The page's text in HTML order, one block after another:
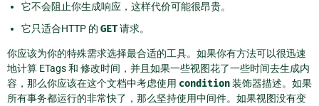
它不会阻止你生成响应，这样代价可能很昂贵。
它只适合HTTP 的 GET请求。
你应该为你的特殊需求选择最合适的工具。如果你有方法可以很迅速
地计算 ETags 和 修改时间，并且如果一些视图花了一些时间去生成内
容，那么你应该在这个文档中考虑使用 condition装饰器描述。如果
所有事务都运行的非常快了，那么坚持使用中间件。如果视图没有变